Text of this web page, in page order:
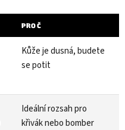
PROČ
Kůže je dusná, budete
se potit
Ideální rozsah pro
křivák nebo bomber